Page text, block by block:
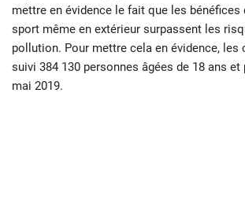
mettre en évidence le fait que les bénéfices
sport même en extérieur surpassent les
pollution. Pour mettre cela en évidence, les
suivi 384 130 personnes âgées de 18 ans
mai 2019.